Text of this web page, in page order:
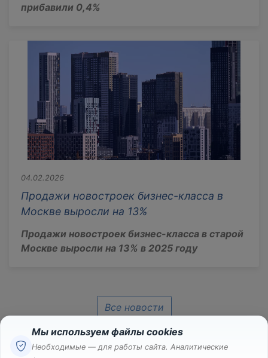
прибавили 0,4%
04.02.2026
Продажи новостроек бизнес-класса в
Москве выросли на 13%
Продажи новостроек бизнес-класса в старой
Москве выросли на 13% в 2025 году
Все новости
Мы используем файлы cookies
Необходимые — для работы сайта. Аналитические